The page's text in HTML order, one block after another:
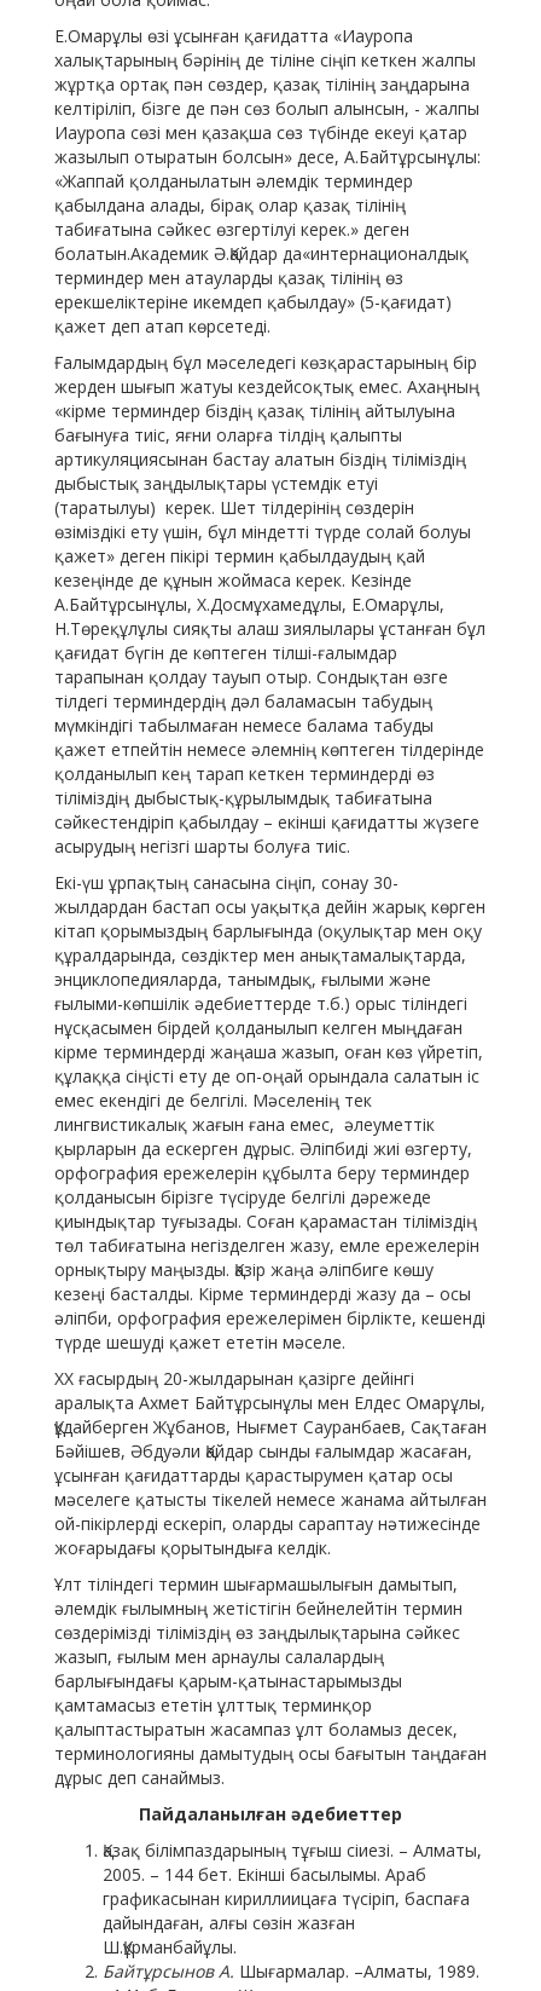
Е.Омарұлы өзі ұсынған қағидатта «Иауропа
халықтарының бәрінің де тіліне сіңіп кеткен жалпы
жұртқа ортақ пән сөздер, қазақ тілінің заңдарына
келтіріліп, бізге де пән сөз болып алынсын, - жалпы
Иауропа сөзі мен қазақша сөз түбінде екеуі қатар
жазылып отыратын болсын» десе, А.Байтұрсынұлы:
«Жаппай қолданылатын әлемдік терминдер
қабылдана алады, бірақ олар қазақ тілінің
табиғатына сәйкес өзгертілуі керек.» деген
болатын.Академик Ә.Қайдар да«интернационалдық
терминдер мен атауларды қазақ тілінің өз
ерекшеліктеріне икемдеп қабылдау» (5-қағидат)
қажет деп атап көрсетеді.
Ғалымдардың бұл мәселедегі көзқарастарының бір
жерден шығып жатуы кездейсоқтық емес. Ахаңның
«кірме терминдер біздің қазақ тілінің айтылуына
бағынуға тиіс, яғни оларға тілдің қалыпты
артикуляциясынан бастау алатын біздің тіліміздің
дыбыстық заңдылықтары үстемдік етуі
(таратылуы) керек. Шет тілдерінің сөздерін
өзіміздікі ету үшін, бұл міндетті түрде солай болуы
қажет» деген пікірі термин қабылдаудың қай
кезеңінде де құнын жоймаса керек. Кезінде
А.Байтұрсынұлы, Х.Досмұхамедұлы, Е.Омарұлы,
Н.Төреқұлұлы сияқты алаш зиялылары ұстанған бұл
қағидат бүгін де көптеген тілші-ғалымдар
тарапынан қолдау тауып отыр. Сондықтан өзге
тілдегі терминдердің дәл баламасын табудың
мүмкіндігі табылмаған немесе балама табуды
қажет етпейтін немесе әлемнің көптеген тілдерінде
қолданылып кең тарап кеткен терминдерді өз
тіліміздің дыбыстық-құрылымдық табиғатына
сәйкестендіріп қабылдау – екінші қағидатты жүзеге
асырудың негізгі шарты болуға тиіс.
Екі-үш ұрпақтың санасына сіңіп, сонау 30-
жылдардан бастап осы уақытқа дейін жарық көрген
кітап қорымыздың барлығында (оқулықтар мен оқу
құралдарында, сөздіктер мен анықтамалықтарда,
энциклопедияларда, танымдық, ғылыми және
ғылыми-көпшілік әдебиеттерде т.б.) орыс тіліндегі
нұсқасымен бірдей қолданылып келген мыңдаған
кірме терминдерді жаңаша жазып, оған көз үйретіп,
құлаққа сіңісті ету де оп-оңай орындала салатын іс
емес екендігі де белгілі. Мәселенің тек
лингвистикалық жағын ғана емес, әлеуметтік
қырларын да ескерген дұрыс. Әліпбиді жиі өзгерту,
орфография ережелерін құбылта беру терминдер
қолданысын бірізге түсіруде белгілі дәрежеде
қиындықтар туғызады. Соған қарамастан тіліміздің
төл табиғатына негізделген жазу, емле ережелерін
орнықтыру маңызды. Қазір жаңа әліпбиге көшу
кезеңі басталды. Кірме терминдерді жазу да – осы
әліпби, орфография ережелерімен бірлікте, кешенді
түрде шешуді қажет ететін мәселе.
ХХ ғасырдың 20-жылдарынан қазірге дейінгі
аралықта Ахмет Байтұрсынұлы мен Елдес Омарұлы,
Құдайберген Жұбанов, Нығмет Сауранбаев, Сақтаған
Бәйішев, Әбдуәли Қайдар сынды ғалымдар жасаған,
ұсынған қағидаттарды қарастырумен қатар осы
мәселеге қатысты тікелей немесе жанама айтылған
ой-пікірлерді ескеріп, оларды сараптау нәтижесінде
жоғарыдағы қорытындыға келдік.
Ұлт тіліндегі термин шығармашылығын дамытып,
әлемдік ғылымның жетістігін бейнелейтін термин
сөздерімізді тіліміздің өз заңдылықтарына сәйкес
жазып, ғылым мен арнаулы салалардың
барлығындағы қарым-қатынастарымызды
қамтамасыз ететін ұлттық терминқор
қалыптастыратын жасампаз ұлт боламыз десек,
терминологияны дамытудың осы бағытын таңдаған
дұрыс деп санаймыз.
Пайдаланылған әдебиеттер
Қазақ білімпаздарының тұғыш сіиезі. – Алматы,
2005. – 144 бет. Екінші басылымы. Араб
графикасынан кириллиицаға түсіріп, баспаға
дайындаған, алғы сөзін жазған
Ш.Құрманбайұлы.
Байтұрсынов А. Шығармалар. –Алматы, 1989.